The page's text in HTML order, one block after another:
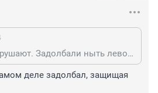
Ничего они не нарушают. Задолбали ныть левозащитнеги
деле задолбал, защищая